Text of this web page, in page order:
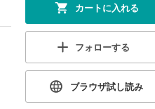
カートに入れる
フォローする
ブラウザ試し読み